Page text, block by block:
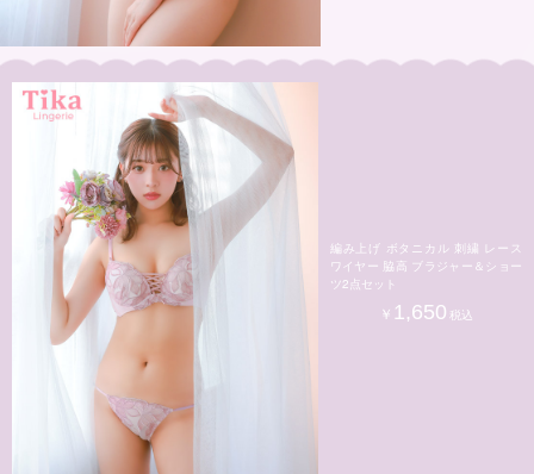
編み上げ ボタニカル 刺繍 レース
ワイヤー 脇高 ブラジャー＆ショー
ツ2点セット
1,650